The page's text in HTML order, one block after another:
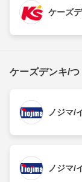
ケーズ
ケーズデンキ/
ノジマ/
ノジマ/